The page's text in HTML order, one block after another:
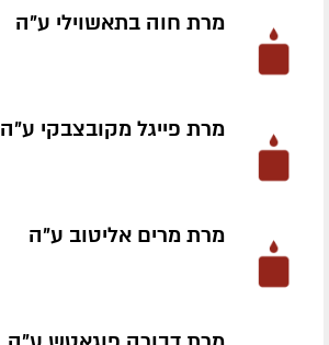
מרת חוה בתאשוילי ע״ה
מרת פייגל מקובצבקי ע״ה
מרת מרים אליטוב ע״ה